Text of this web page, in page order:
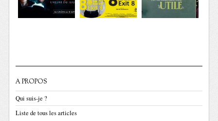
A PROPOS
Qui suis-je ?
Liste de tous les articles